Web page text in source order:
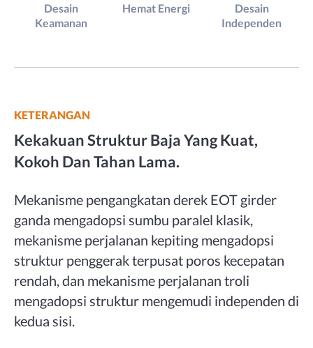
Desain
Keamanan
Hemat Energi
Desain
Independen
KETERANGAN
Kekakuan Struktur Baja Yang Kuat,
Kokoh Dan Tahan Lama.
Mekanisme pengangkatan derek EOT girder
ganda mengadopsi sumbu paralel klasik,
mekanisme perjalanan kepiting mengadopsi
struktur penggerak terpusat poros kecepatan
rendah, dan mekanisme perjalanan troli
mengadopsi struktur mengemudi independen di
kedua sisi.